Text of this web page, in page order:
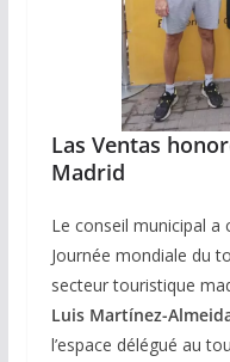
Las Ventas
Madrid
Le conseil municipal a
Journée mondiale du
secteur touristique
Luis Martínez-
l’espace délégué au